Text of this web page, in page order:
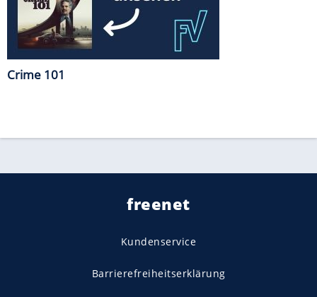
Crime 101
freenet
Kundenservice
Barrierefreiheitserklärung